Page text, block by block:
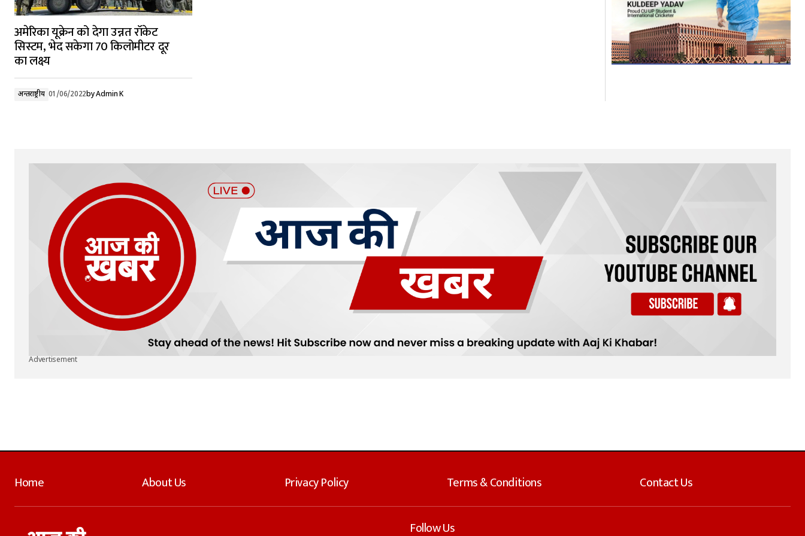
अमेरिका यूक्रेन को देगा उन्नत रॉकेट
सिस्टम, भेद सकेगा 70 किलोमीटर दूर
का लक्ष्य
अन्तर्राष्ट्रीय 01/06/2022byAdmin K
Advertisement
Home About Us Privacy Policy Terms & Conditions Contact Us
Follow Us